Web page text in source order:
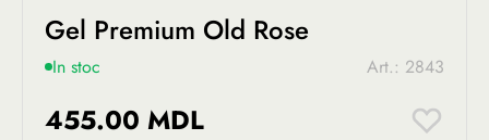
Gel Premium Old Rose
In stoc Art.: 2843
455.00 MDL